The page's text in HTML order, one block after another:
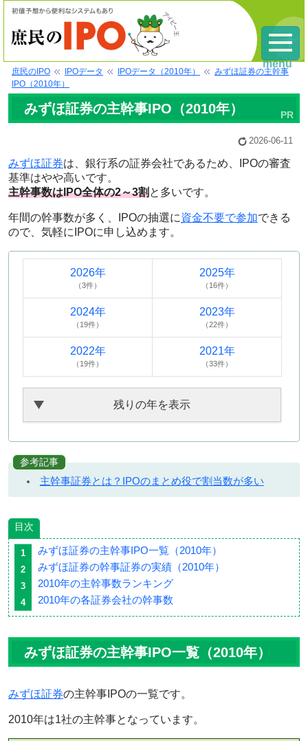
庶民のIPO IPOデータ IPOデータ（2010年）
みずほ証券の主幹事
IPO（2010年）
みずほ証券の主幹事IPO（2010年）
2026-06-11
みずほ証券は、銀行系の証券会社であるため、IPOの審査
基準はやや高いです。
主幹事数はIPO全体の2～3割 と多いです。
年間の幹事数が多く、IPOの抽選に資金不要で参加できる
ので、気軽にIPOに申し込めます。
2026年
（3件）
2025年
（16件）
2024年
（19件）
2023年
（22件）
2022年
（19件）
2021年
（33件）
残りの年を表示
参考記事
主幹事証券とは？IPOのまとめ役で割当数が多い
目次
みずほ証券の主幹事IPO一覧（2010年）
みずほ証券の幹事証券の実績（2010年）
2010年の主幹事数ランキング
2010年の各証券会社の幹事数
みずほ証券の主幹事IPO一覧（2010年）
みずほ証券の主幹事IPOの一覧です。
2010年は1社の主幹事となっています。
menu